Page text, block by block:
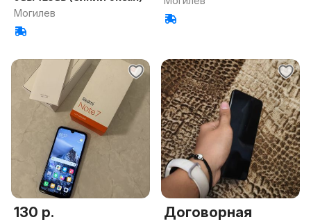
Могилев
130 р. Договорная